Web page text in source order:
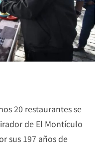
20 restaurantes se
de El Montículo
sus 197 años de